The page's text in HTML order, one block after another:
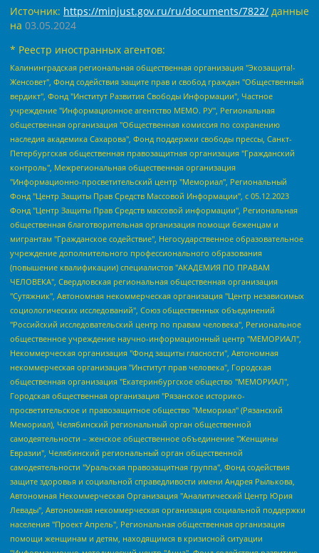
Источник: https://minjust.gov.ru/ru/documents/7822/ данные
на 03.05.2024
* Реестр иностранных агентов:
Калининградская региональная общественная организация "Экозащита!-Женсовет", Фонд содействия защите прав и свобод граждан "Общественный вердикт", Фонд "Институт Развития Свободы Информации", Частное учреждение "Информационное агентство МЕМО. РУ", Региональная общественная организация "Общественная комиссия по сохранению наследия академика Сахарова", Фонд поддержки свободы прессы, Санкт-Петербургская общественная правозащитная организация "Гражданский контроль", Межрегиональная общественная организация "Информационно-просветительский центр "Мемориал", Региональный Фонд "Центр Защиты Прав Средств Массовой Информации", с 05.12.2023 Фонд "Центр Защиты Прав Средств массовой информации", Региональная общественная благотворительная организация помощи беженцам и мигрантам "Гражданское содействие", Негосударственное образовательное учреждение дополнительного профессионального образования (повышение квалификации) специалистов "АКАДЕМИЯ ПО ПРАВАМ ЧЕЛОВЕКА", Свердловская региональная общественная организация "Сутяжник", Автономная некоммерческая организация "Центр независимых социологических исследований", Союз общественных объединений "Российский исследовательский центр по правам человека", Региональное общественное учреждение научно-информационный центр "МЕМОРИАЛ", Некоммерческая организация "Фонд защиты гласности", Автономная некоммерческая организация "Институт прав человека", Городская общественная организация "Екатеринбургское общество "МЕМОРИАЛ", Городская общественная организация "Рязанское историко-просветительское и правозащитное общество "Мемориал" (Рязанский Мемориал), Челябинский региональный орган общественной самодеятельности – женское общественное объединение "Женщины Евразии", Челябинский региональный орган общественной самодеятельности "Уральская правозащитная группа", Фонд содействия защите здоровья и социальной справедливости имени Андрея Рылькова, Автономная Некоммерческая Организация "Аналитический Центр Юрия Левады", Автономная некоммерческая организация социальной поддержки населения "Проект Апрель", Региональная общественная организация помощи женщинам и детям, находящимся в кризисной ситуации "Информационно-методический центр "Анна", Фонд содействия развитию массовых коммуникаций и правовому просвещению "Так-так-Так", Фонд содействия устойчивому развитию "Серебряная тайга", Свердловский региональный общественный фонд социальных проектов "Новое время", "Idel.Реалии", Кавказ.Реалии, Крым.Реалии, Телеканал Настоящее Время, Татаро-башкирская служба Радио Свобода (Azatliq Radiosi), Радио Свободная Европа/Радио Свобода (PCE/PC), "Сибирь.Реалии", "Фактограф", Благотворительный фонд помощи осужденным и их семьям, Автономная некоммерческая организация "Институт глобализации и социальных движений", Фонд "В защиту прав заключенных", Частное учреждение "Центр поддержки и содействия развитию средств массовой информации", Пензенский региональный общественный благотворительный фонд "Гражданский союз", "Север.Реалии", Некоммерческая организация Фонд "Правовая инициатива", Общество с ограниченной ответственностью "Радио Свободная Европа/Радио Свобода", Чешское информационное агентство "MEDIUM-ORIENT", Красноярская региональная общественная организация "Мы против СПИДа", Камалягин Денис Николаевич, Маркелов Сергей Евгеньевич, Пономарев Лев Александрович, Савицкая Людмила Алексеевна, Автономная некоммерческая организация "Центр по работе с проблемой насилия "НАСИЛИЮ.НЕТ", Межрегиональный профессиональный союз работников здравоохранения "Альянс врачей", Юридическое лицо, зарегистрированное в Латвийской Республике, SIA "Medusa Project" (регистрационный номер 40103797863, дата регистрации 10.06.2014), Некоммерческая организация "Фонд по борьбе с коррупцией", Автономная некоммерческая организация "Институт права и публичной политики", Баданин Роман Сергеевич, Гликин Максим Александрович, Железнова Мария Михайловна, Лукьянова Юлия Сергеевна, Маетная Елизавета Витальевна, Маняхин Петр Борисович, Чуракова Ольга Владимировна, Ярош Юлия Петровна, Юридическое лицо "The Insider SIA", зарегистрированное в Риге, Латвийская Республика (дата регистрации 26.06.2015), являющееся администратором доменного имени интернет-издания "The Insider SIA", https://theins.ru, Постернак Алексей Евгеньевич, Рубин Михаил Аркадьевич, Анин Роман Александрович, Юридическое лицо Istories fonds, зарегистрированное в Латвийской Республике (регистрационный номер 50008295751, дата регистрации 24.02.2020), Великовский Дмитрий Александрович, Долинина Ирина Николаевна, Мароховская Алеся Алексеевна, Шлейнов Роман Юрьевич, Шмагун Олеся Валентиновна, Общество с ограниченной ответственностью "Альтаир 2021", Общество с ограниченной ответственностью "Вега 2021", Общество с ограниченной ответственностью "Главный редактор 2021", Общество с ограниченной ответственностью "Ромашки монолит", Важенков Артем Валерьевич, Ивановская областная общественная организация "Центр гендерных исследований", Гурман Юрий Альбертович, Медиапроект "ОВД-Инфо", Егоров Владимир Владимирович, Жилинский Владимир Александрович, Общество с ограниченной ответственностью "ЗП", Иванова София Юрьевна, Карезина Инна Павловна, Кильтау Екатерина Викторовна, Петров Алексей Викторович, Пискунов Сергей Евгеньевич, Смирнов Сергей Сергеевич, Тихонов Михаил Сергеевич, Общество с ограниченной ответственностью "ЖУРНАЛИСТ-ИНОСТРАННЫЙ АГЕНТ", Арапова Галина Юрьевна, Вольтская Татьяна Анатольевна, Американская компания "Mason G.E.S. Anonymous Foundation" (США), являющаяся владельцем интернет-издания https://mnews.world/, Компания "Stichting Bellingcat", зарегистрированная в Нидерландах (дата регистрации 11.07.2018), Захаров Андрей Вячеславович, Клепиковская Екатерина Дмитриевна, Общество с ограниченной ответственностью "МЕМО", Перл Роман Александрович, Симонов Евгений Алексеевич, Соловьева Елена Анатольевна, Сотников Даниил Владимирович, Сурначева Елизавета Дмитриевна, Автономная некоммерческая организация по защите прав человека и информированию населения "Якутия – Наше Мнение", Общество с ограниченной ответственностью "Москоу диджитал медиа", с 26.01.2023 Общество с ограниченной ответственностью "Чайка Белые сады", Ветошкина Валерия Валерьевна, Заговора Максим Александрович, Межрегиональное общественное движение "Российская ЛГБТ - сеть", Оленичев Максим Владимирович, Павлов Иван Юрьевич, Скворцова Елена Сергеевна, Общество с ограниченной ответственностью "Как бы инагент", Кочетков Игорь Викторович, Общество с ограниченной ответственностью "Честные выборы", Еланчик Олег Александрович, Общество с ограниченной ответственностью "Нобелевский призыв", Гималова Регина Эмилевна, Григорьев Андрей Валерьевич, Григорьева Алина Александровна, Ассоциация по содействию защите прав призывников, альтернативнослужащих и военнослужащих "Правозащитная группа "Гражданин.Армия.Право", Хисамова Регина Фаритовна, Автономная некоммерческая организация по реализации социально-правовых программ "Лилит", Дальневосточное общественное движение "Маяк", Санкт-Петербургская ЛГБТ-инициативная группа "Выход", Инициативная группа ЛГБТ+ "Реверс", Алексеев Андрей Викторович, Бекбулатова Таисия Львовна, Беляев Иван Михайлович, Владыкина Елена Сергеевна, Гельман Марат Александрович, Никульшина Вероника Юрьевна, Толоконникова Надежда Андреевна, Шендерович Виктор Анатольевич, Общество с ограниченной ответственностью "Данное сообщение", Общество с ограниченной ответственностью Издательский дом "Новая глава", Айнбиндер Александра Александровна, Московский комьюнити-центр для ЛГБТ+инициатив, Благотворительный фонд развития филантропии, Deutsche Welle (Германия, Kurt-Schumacher-Strasse 3, 53113 Bonn), Борзунова Мария Михайловна, Воробьев Виктор Викторович, Голубева Анна Львовна, Константинова Алла Михайловна, Малкова Ирина Владимировна, Мурадов Мурад Абдулгалимович, Осетинская Елизавета Николаевна, Понасенков Евгений Николаевич, Ганапольский Матвей Юрьевич, Киселев Евгений Алексеевич, Борухович Ирина Григорьевна, Дремин Иван Тимофеевич, Дубровский Дмитрий Викторович, Красноярская региональная общественная организация поддержки и развития альтернативных образовательных технологий и межкультурных коммуникаций "ИНТЕРРА", Маяковская Екатерина Алексеевна, Фейгин Марк Захарович, Филимонов Андрей Викторович, Дзугкоева Регина Николаевна, Доброхотов Роман Александрович, Дудь Юрий Александрович, Елкин Сергей Владимирович, Кругликов Кирилл Игоревич, Сабунаева Мария Леонидовна, Семенов Алексей Владимирович, Шаинян Карен Багратович, Шульман Екатерина Михайловна, Асафьев Артур Валерьевич, Вахштайн Виктор Семенович, Венедиктов Алексей Алексеевич, Лушникова Екатерина Евгеньевна, Волков Леонид Михайлович, Невзоров Александр Глебович, Пархоменко Сергей Борисович, Сироткин Ярослав Николаевич, Кара-Мурза Владимир Владимирович, Баранова Наталья Владимировна, Гозман Леонид Яковлевич, Кагарлицкий Борис Юльевич, Климарев Михаил Валерьевич, Милов Владимир Станиславович, Автономная некоммерческая организация Краснодарский центр современного искусства "Типография", Моргенштерн Алишер Тагирович, Соболь Любовь Эдуардовна, Общество с ограниченной ответственностью "ЛИЗА НОРМ", Каспаров Гарри Кимович, Ходорковский Михаил Борисович, Общество с ограниченной ответственностью "Апрельские тезисы", Данилович Ирина Брониславовна, Кашин Олег Владимирович, Петров Николай Владимирович, Пивоваров Алексей Владимирович, Соколов Михаил Владимирович, Цветкова Юлия Владимировна, Чичваркин Евгений Александрович, Комитет против пыток/Команда против пыток, Общество с ограниченной ответственностью "Первый научный", Общество с ограниченной ответственностью "Вертолет и ко", Белоцерковская Вероника Борисовна, Кац Максим Евгеньевич, Лазарева Татьяна Юрьевна, Шаведдинов Руслан Табризович, Яшин Илья Валерьевич, Общество с ограниченной ответственностью "Иноагент ААВ", Алешковский Дмитрий Петрович, Альбац Евгения Марковна, Быков Дмитрий Львович, Галямина Юлия Евгеньевна, Лойко Сергей Леонидович, Мартынов Кирилл Константинович, Медведев Сергей Александрович, Крашенинников Федор Геннадиевич, Гордеева Катерина Вл